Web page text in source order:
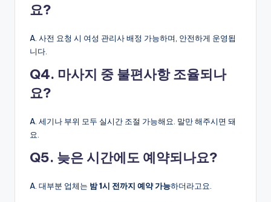
요?
A. 사전 요청 시 여성 관리사 배정 가능하며, 안전하게 운영됩
니다.
Q4. 마사지 중 불편사항 조율되나
요?
A. 세기나 부위 모두 실시간 조절 가능해요. 말만 해주시면 돼
요.
Q5. 늦은 시간에도 예약되나요?
A. 대부분 업체는 밤 1시 전까지 예약 가능하더라고요.